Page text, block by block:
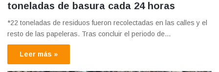
toneladas de basura cada 24 horas
*22 toneladas de residuos fueron recolectadas en las calles y el
resto de las papeleras. Tras concluir el periodo de…
Leer más »